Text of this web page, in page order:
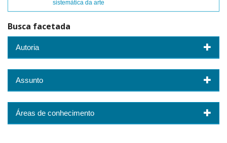
sistemática da arte
Busca facetada
Autoria
Assunto
Áreas de conhecimento